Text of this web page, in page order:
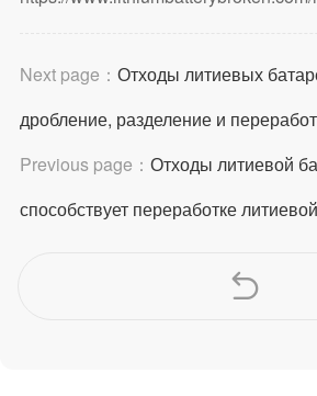
Next page： Отходы литиевых
дробление, разделение и
Previous page： Отходы литиевой
способствует переработке